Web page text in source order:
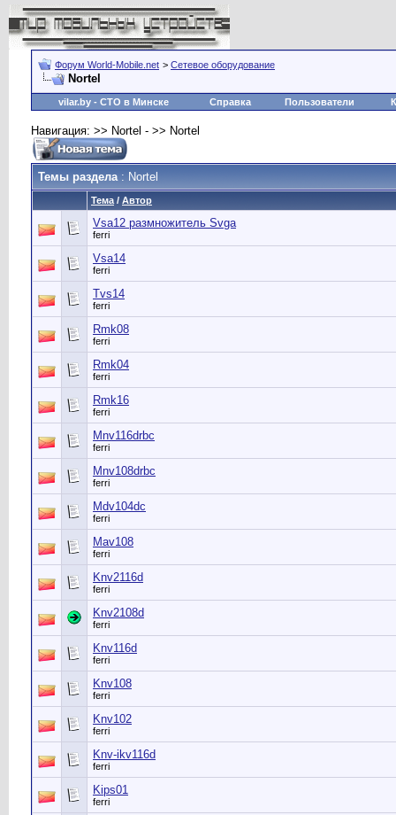
Форум World-Mobile.net > Сетевое оборудование
Nortel
vilar.by - СТО в Минске Справка Пользователи
Навигация: >> Nortel - >> Nortel
Темы раздела: Nortel
Тема / Автор
Vsa12 размножитель Svga
ferri
Vsa14
ferri
Tvs14
ferri
Rmk08
ferri
Rmk04
ferri
Rmk16
ferri
Mnv116drbc
ferri
Mnv108drbc
ferri
Mdv104dc
ferri
Mav108
ferri
Knv2116d
ferri
Knv2108d
ferri
Knv116d
ferri
Knv108
ferri
Knv102
ferri
Knv-ikv116d
ferri
Kips01
ferri